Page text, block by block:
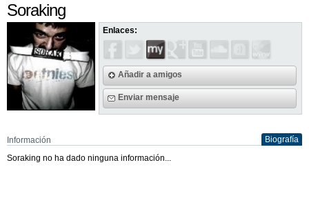
Soraking
Enlaces:
Añadir a amigos
Enviar mensaje
Información
Biografía
Soraking no ha dado ninguna información...